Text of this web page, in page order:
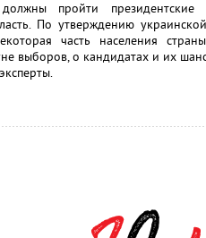
пройти президентские
По утверждению
часть населения
выборов, о кандидатах и их